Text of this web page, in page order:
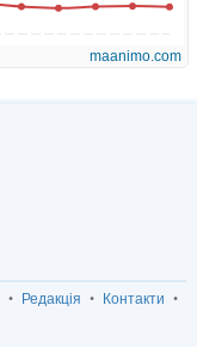
Редакція
Контакти